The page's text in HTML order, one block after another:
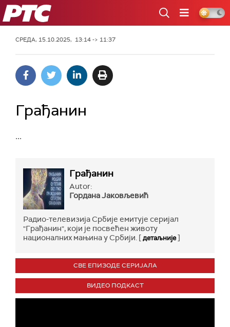
РТС
СРЕДА, 15.10.2025, 13:14 -> 11:37
Грађанин
...
Грађанин
Autor:
Гордана Јаковљевић
Радио-телевизија Србије емитује серијал
"Грађанин", који је посвећен животу
националних мањина у Србији. [детаљније]
СВЕ ЕПИЗОДЕ СЕРИЈАЛА
ВИДЕО ПОДКАСТ